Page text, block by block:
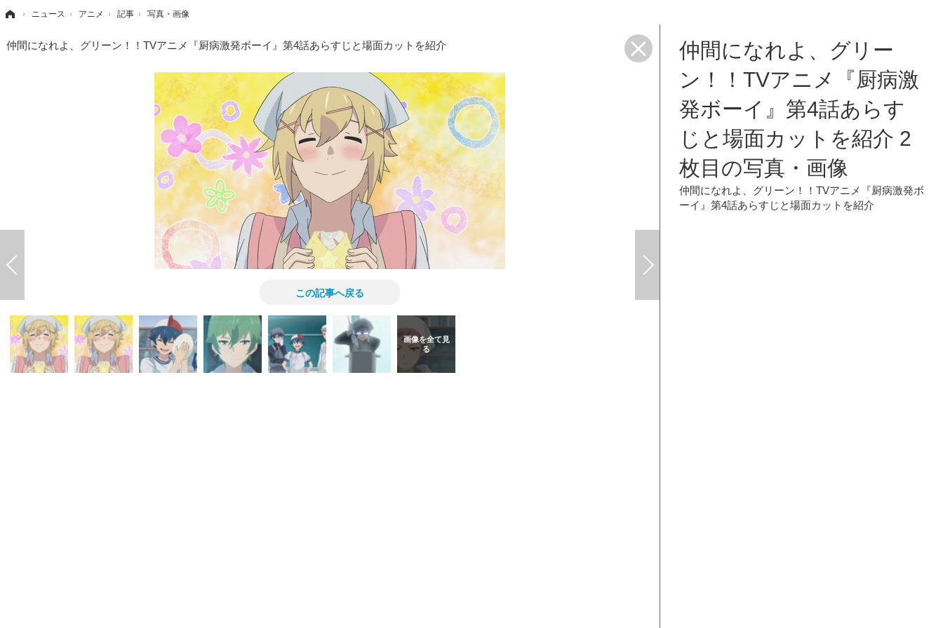
› ニュース › アニメ › 記事 › 写真・画像
仲間になれよ、グリーン！！TVアニメ『厨病激発ボーイ』第4話あらすじと場面カットを紹介
この記事へ戻る
仲間になれよ、グリー
ン！！TVアニメ『厨病激
発ボーイ』第4話あらす
じと場面カットを紹介 2
枚目の写真・画像
仲間になれよ、グリーン！！TVアニメ『厨病激発ボ
ーイ』第4話あらすじと場面カットを紹介